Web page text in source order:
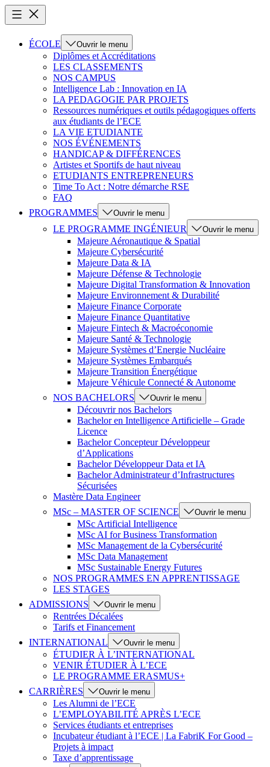
ÉCOLE Ouvrir le menu
Diplômes et Accréditations
LES CLASSEMENTS
NOS CAMPUS
Intelligence Lab : Innovation en IA
LA PEDAGOGIE PAR PROJETS
Ressources numériques et outils pédagogiques offerts
aux étudiants de l’ECE
LA VIE ETUDIANTE
NOS ÉVÉNEMENTS
HANDICAP & DIFFÉRENCES
Artistes et Sportifs de haut niveau
ETUDIANTS ENTREPRENEURS
Time To Act : Notre démarche RSE
FAQ
PROGRAMMES
Ouvrir le menu
LE PROGRAMME INGÉNIEUR Ouvrir le menu
Majeure Aéronautique & Spatial
Majeure Cybersécurité
Majeure Data & IA
Majeure Défense & Technologie
Majeure Digital Transformation & Innovation
Majeure Environnement & Durabilité
Majeure Finance Corporate
Majeure Finance Quantitative
Majeure Fintech & Macroéconomie
Majeure Santé & Technologie
Majeure Systèmes d’Energie Nucléaire
Majeure Systèmes Embarqués
Majeure Transition Énergétique
Majeure Véhicule Connecté & Autonome
NOS BACHELORS
Ouvrir le menu
Découvrir nos Bachelors
Bachelor en Intelligence Artificielle – Grade
Licence
Bachelor Concepteur Développeur
d’Applications
Bachelor Développeur Data et IA
Bachelor Administrateur d’Infrastructures
Sécurisées
Mastère Data Engineer
MSc – MASTER OF SCIENCE
Ouvrir le menu
MSc Artificial Intelligence
MSc AI for Business Transformation
MSc Management de la Cybersécurité
MSc Data Management
MSc Sustainable Energy Futures
NOS PROGRAMMES EN APPRENTISSAGE
LES STAGES
ADMISSIONS
Ouvrir le menu
Rentrées Décalées
Tarifs et Financement
INTERNATIONAL
Ouvrir le menu
ÉTUDIER À L’INTERNATIONAL
VENIR ÉTUDIER À L’ECE
LE PROGRAMME ERASMUS+
CARRIÈRES
Ouvrir le menu
Les Alumni de l’ECE
L’EMPLOYABILITÉ APRÈS L’ECE
Services étudiants et entreprises
Incubateur étudiant à l’ECE | La FabriK For Good –
Projets à impact
Taxe d’apprentissage